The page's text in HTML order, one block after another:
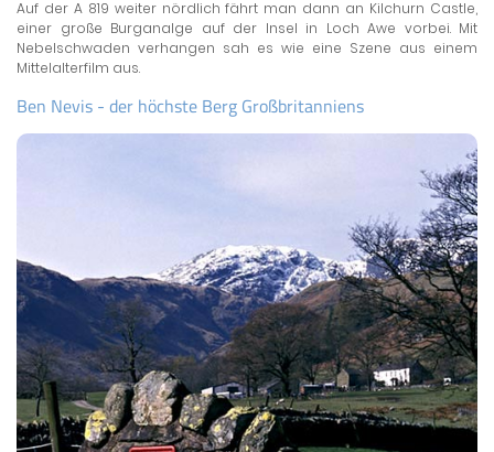
Auf der A 819 weiter nördlich fährt man dann an Kilchurn Castle,
einer große Burganalge auf der Insel in Loch Awe vorbei. Mit
Nebelschwaden verhangen sah es wie eine Szene aus einem
Mittelalterfilm aus.
Ben Nevis - der höchste Berg Großbritanniens